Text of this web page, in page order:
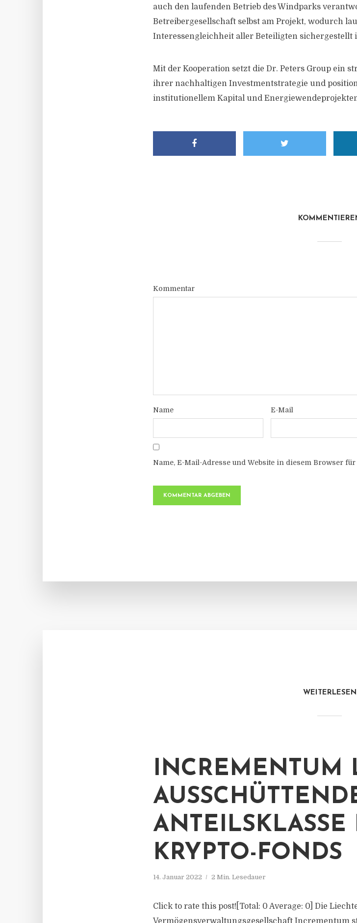
auch den laufenden Betrieb des Windparks
Betreibergesellschaft selbst am Projekt, wodurch
Interessengleichheit aller Beteiligten sichergestellt
Mit der Kooperation setzt die Dr. Peters Group ein
ihrer nachhaltigen Investmentstrategie und
institutionellem Kapital und
Kommentar
Name E-Mail
Name, E-Mail-Adresse und Website in diesem Browser
WEITERLESEN
INCREMENTUM
ANTEILSKLASSE
KRYPTO-FONDS
14. Januar 2022 2 Min. Lesedauer
Click to rate this post![Total: 0 Average: 0] Die
Vermögensverwaltungsgesellschaft Incrementum